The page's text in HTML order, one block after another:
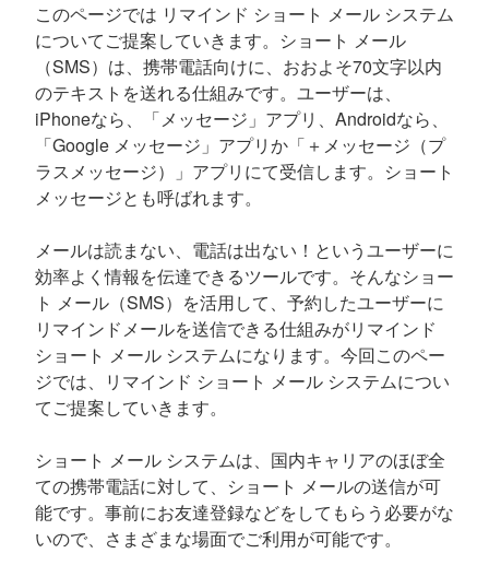
このページでは リマインド ショート メール システム
についてご提案していきます。ショート メール
（SMS）は、携帯電話向けに、おおよそ70文字以内
のテキストを送れる仕組みです。ユーザーは、
iPhoneなら、「メッセージ」アプリ、Androidなら、
「Google メッセージ」アプリか「＋メッセージ（プ
ラスメッセージ）」アプリにて受信します。ショート
メッセージとも呼ばれます。
メールは読まない、電話は出ない！というユーザーに
効率よく情報を伝達できるツールです。そんなショー
ト メール（SMS）を活用して、予約したユーザーに
リマインドメールを送信できる仕組みがリマインド
ショート メール システムになります。今回このペー
ジでは、リマインド ショート メール システムについ
てご提案していきます。
ショート メール システムは、国内キャリアのほぼ全
ての携帯電話に対して、ショート メールの送信が可
能です。事前にお友達登録などをしてもらう必要がな
いので、さまざまな場面でご利用が可能です。